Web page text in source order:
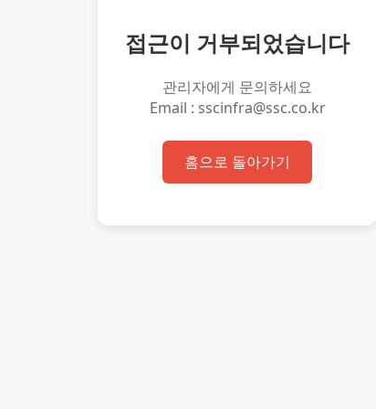
접근이 거부되었습니다
관리자에게 문의하세요
Email : sscinfra@ssc.co.kr
홈으로 돌아가기